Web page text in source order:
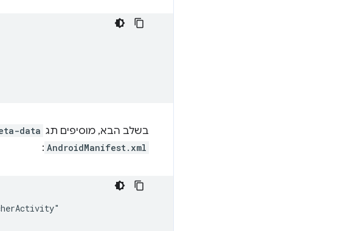
בשלב הבא, מוסיפים תג data
AndroidManifest.xml
: